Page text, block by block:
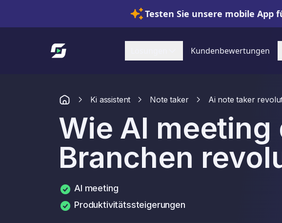
Testen Sie unsere mobile App
Link zur Startseite
Kundenbewertungen
Ki assistent Note taker Ai note taker
Wie AI meeting
Branchen
AI meeting
Produktivitätssteigerungen